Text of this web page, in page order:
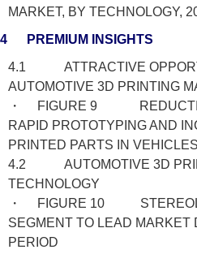
MARKET, BY TECHNOLOGY,
4 PREMIUM INSIGHTS
4.1 ATTRACTIVE
AUTOMOTIVE 3D PRINTING
・ FIGURE 9
RAPID PROTOTYPING AND
PRINTED PARTS IN
4.2 AUTOMOTIVE 3D
TECHNOLOGY
・ FIGURE 10
SEGMENT TO LEAD MARKET
PERIOD